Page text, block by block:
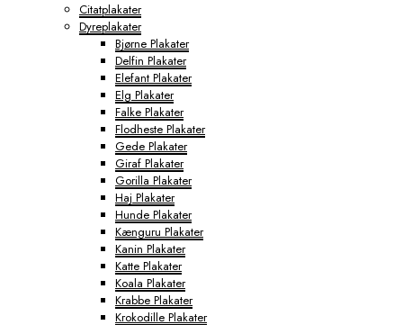
Citatplakater
Dyreplakater
Bjørne Plakater
Delfin Plakater
Elefant Plakater
Elg Plakater
Falke Plakater
Flodheste Plakater
Gede Plakater
Giraf Plakater
Gorilla Plakater
Haj Plakater
Hunde Plakater
Kænguru Plakater
Kanin Plakater
Katte Plakater
Koala Plakater
Krabbe Plakater
Krokodille Plakater